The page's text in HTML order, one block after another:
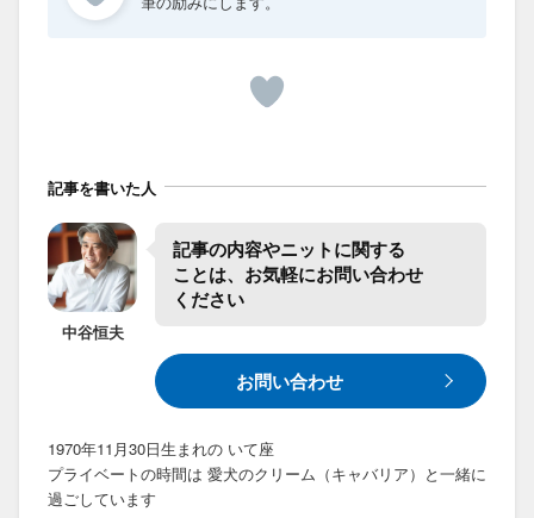
記事を書いた人
中谷恒夫
記事の​内容や​ニットに​関する​
ことは、​お気軽に​お問い合わせ​
ください
お問い合わせ
1970年11月30日生まれの いて座
プライベートの時間は 愛犬のクリーム（キャバリア）と一緒に
過ごしています